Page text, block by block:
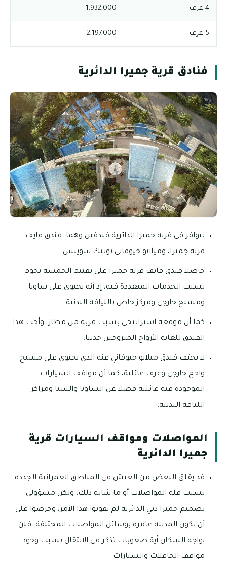
4 غرف 1,932,000
5 غرف 2,197,000
فنادق قرية جميرا الدائرية
تتوافر في قرية جميرا الدائرية فندقين وهما: فندق فايف
قرية جميرا، وميلانو جيوفاني بوتيك سويتس.
حاصلا فندق فايف قرية جميرا على تقييم الخمسة نجوم
بسبب الخدمات المتعددة فيه، إذ أنه يحتوي على ساونا
ومسبخ خارجي ومركز خاص باللياقة البدنية.
كما أن موقعه استراتيجي بسبب قربه من مطار، وأحب هذا
الفندق للغاية الأزواج المتزوجين حديثا.
لا يختف فندق ميلانو جيوفاني عنه الذي يحتوي على مسبح
واحج خارجي وغرف عائلية، كما أن مواقف السيارات
الموجودة فيه عائلية فضلا عن الساونا والسبا ومراكز
اللياقة البدنية.
المواصلات ومواقف السيارات قرية
جميرا الدائرية
قد يقلق البعض من العيش في المناطق العمرانية الجددة
بسبب قلة المواصلات أو ما شابه ذلك، ولكن مسؤولي
تصميم جميرا دبي الدائرية لم يفوتوا هذا الأمر، وحرصوا على
أن تكون المدينة عامرة بوسائل المواصلات المختلفة، فلن
يواجه السكان أية صعوبات تذكر في الانتقال بسبب وجود
مواقف الحافلات والسيارات.